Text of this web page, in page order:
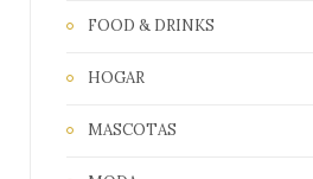
FOOD & DRINKS
HOGAR
MASCOTAS